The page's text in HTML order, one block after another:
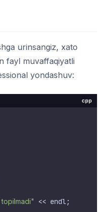
urinsangiz, xato
fayl muvaffaqiyatli
yondashuv:
cpp
<< endl;